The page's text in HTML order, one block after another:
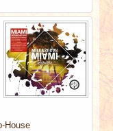
House